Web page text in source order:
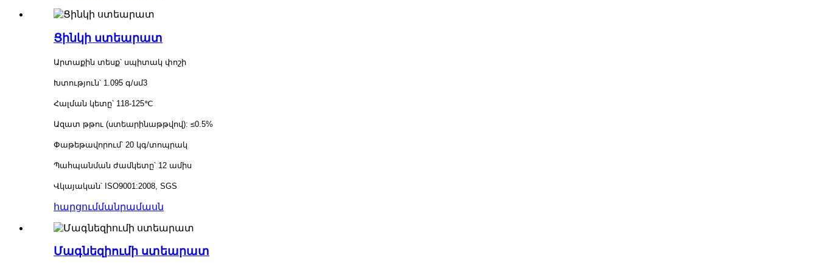
Ցինկի ստեարատ
Արտաքին տեսք՝ սպիտակ փոշի
Խտություն՝ 1.095 գ/սմ3
Հալման կետը՝ 118-125℃
Ազատ թթու (ստեարինաթթվով): ≤0.5%
Փաթեթավորում՝ 20 կգ/տոպրակ
Պահպանման ժամկետը՝ 12 ամիս
Վկայական՝ ISO9001:2008, SGS
հարցումմանրամասն
Մագնեզիումի ստեարատ